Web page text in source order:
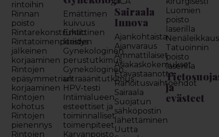
rintoihin
Rinnan
poisto
Rintarekonstruktio
Rintatoimenpiteiden
jälkeinen
korjaaminen
Rintojen
epäsymmetrian
korjaaminen
Rintojen
kohotus
Rintojen
pienennys
Rintojen
Emättimen
kuivuus
Emättinen
kiristys
Gynekologinen
perustutkimus
Gynekologinen
ultraäänitutkimus
HPV-testi
Intiimialueen
esteettiset ja
toiminnalliset
toimenpiteet
Karvanpoisto
Sairaala
Innova
Ajankohtaista
Ajanvaraus
Ammattilaiset
Asiakaskokemukset
Etävastaanotto
Rahoitusvaihtoehdot
Sairaala
Suojatun
sähköpostin
lähettäminen
Uutta
Luomien
poisto
laserilla
Nenäleikkaus
Tatuoinnin
poisto
laserilla
ja
evästeet